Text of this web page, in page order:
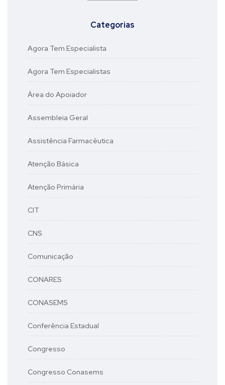
Categorias
Agora Tem Especialista
Agora Tem Especialistas
Área do Apoiador
Assembleia Geral
Assistência Farmacêutica
Atenção Básica
Atenção Primária
CIT
CNS
Comunicação
CONARES
CONASEMS
Conferência Estadual
Congresso
Congresso Conasems